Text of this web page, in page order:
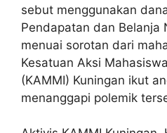
sebut menggunakan
Pendapatan dan Belanja
menuai sorotan dari
Kesatuan Aksi
(KAMMI) Kuningan ikut
menanggapi polemik